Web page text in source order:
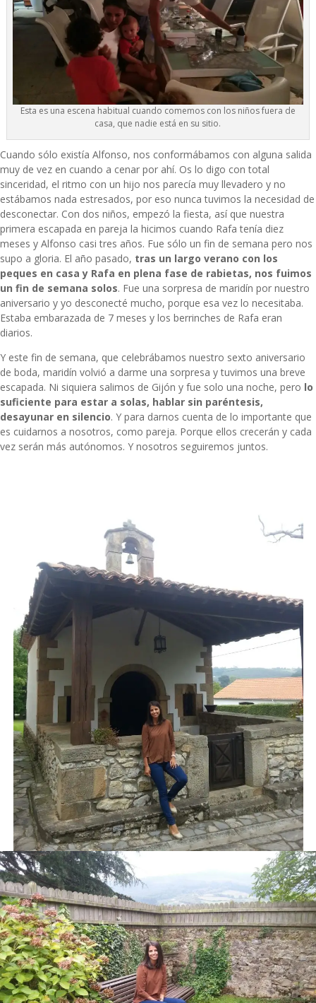
Esta es una escena habitual cuando comemos con los niños fuera de
casa, que nadie está en su sitio.
Cuando sólo existía Alfonso, nos conformábamos con alguna salida
muy de vez en cuando a cenar por ahí. Os lo digo con total
sinceridad, el ritmo con un hijo nos parecía muy llevadero y no
estábamos nada estresados, por eso nunca tuvimos la necesidad de
desconectar. Con dos niños, empezó la fiesta, así que nuestra
primera escapada en pareja la hicimos cuando Rafa tenía diez
meses y Alfonso casi tres años. Fue sólo un fin de semana pero nos
supo a gloria. El año pasado, tras un largo verano con los
peques en casa y Rafa en plena fase de rabietas, nos fuimos
un fin de semana solos. Fue una sorpresa de maridín por nuestro
aniversario y yo desconecté mucho, porque esa vez lo necesitaba.
Estaba embarazada de 7 meses y los berrinches de Rafa eran
diarios.
Y este fin de semana, que celebrábamos nuestro sexto aniversario
de boda, maridín volvió a darme una sorpresa y tuvimos una breve
escapada. Ni siquiera salimos de Gijón y fue solo una noche, pero lo
suficiente para estar a solas, hablar sin paréntesis,
desayunar en silencio. Y para darnos cuenta de lo importante que
es cuidarnos a nosotros, como pareja. Porque ellos crecerán y cada
vez serán más autónomos. Y nosotros seguiremos juntos.